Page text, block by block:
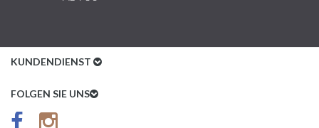
KUNDENDIENST
Kundenservice
AGB
FOLGEN SIE UNS